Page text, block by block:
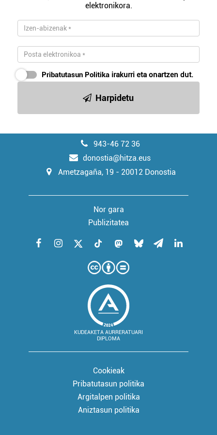
elektronikora.
Pribatutasun Politika irakurri eta onartzen dut.
Harpidetu
943-46 72 36
donostia@hitza.eus
Ametzagaña, 19 - 20012 Donostia
Nor gara
Publizitatea
KUDEAKETA AURRERATUARI
DIPLOMA
Cookieak
Pribatutasun politika
Argitalpen politika
Aniztasun politika